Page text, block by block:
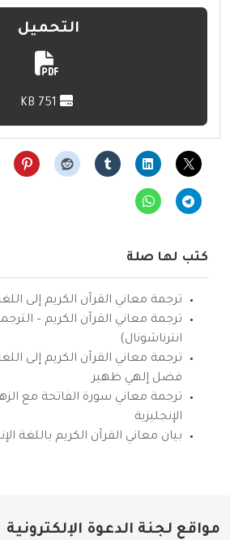
التحميل
كتب لها صلة
ترجمة معاني القرآن الكريم إلى
ترجمة معاني القرآن الكريم –
انترناشونال)
ترجمة معاني القرآن الكريم إلى
فضل إلهي ظهير
ترجمة معاني سورة الفاتحة مع
الإنجليزية
بيان معاني القرآن الكريم باللغة
مواقع لجنة الدعوة الإلكترونية